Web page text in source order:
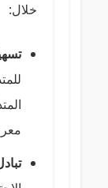
خلال: